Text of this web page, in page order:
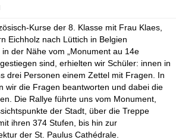
Kurse der 8. Klasse mit Frau Klaes,
Eichholz nach Lüttich in Belgien
der Nähe vom „Monument au 14e
sind, erhielten wir Schüler: innen in
drei Personen einem Zettel mit Fragen. In
wir die Fragen beantworten und dabei die
Die Rallye führte uns vom Monument,
der Stadt, über die Treppe
ihren 374 Stufen, bis hin zur
der St. Paulus Cathédrale.